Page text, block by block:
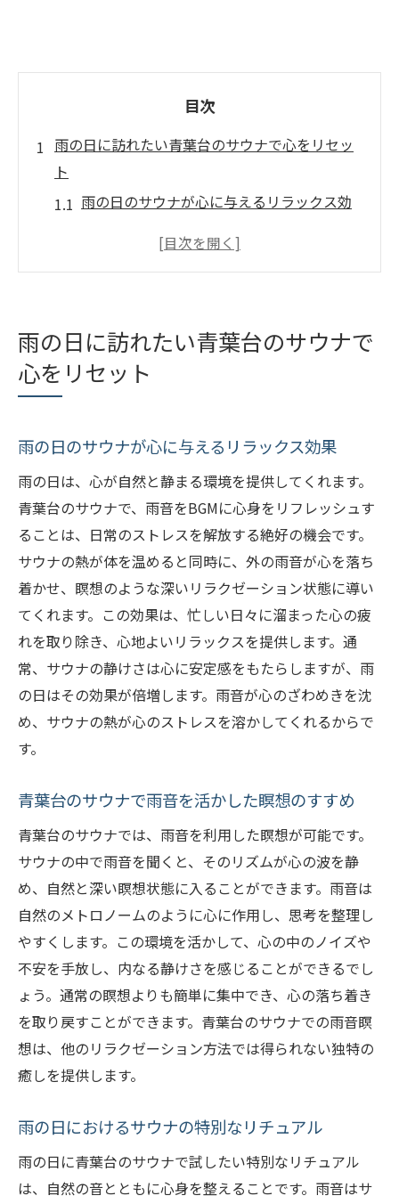
目次
雨の日に訪れたい青葉台のサウナで心をリセッ
ト
雨の日のサウナが心に与えるリラックス効
青葉台のサウナで雨音を活かした瞑想のす
青葉台のサウナが提供する心地よい静寂
雨の日のサウナで気持ちをリセットする方
ととき
雨音がもたらすサウナ体験の深化
サウナでのリラクゼーションを高める雨音
の効果
青葉台のサウナでの雨音セラピー
雨音を楽しむための青葉台サウナの工夫
雨の日のサウナで味わう心地よい時間
音を意識したサウナでのリフレッシュ法
青葉台のサウナで雨の日を特別なリラクゼーシ
ごし方
青葉台のサウナで体験する心身のリトリー
ト
雨の日におすすめのサウナでのリラックス
法
特別なリラクゼーションを提供するサウナ
の魅力
青葉台のサウナでの雨の日の特別メニュー
雨の日を前向きに過ごすサウナのヒント
神奈川県横浜市青葉区で雨を楽しむサウナの魅
青葉区のサウナが提供する雨の日の特別体
験
雨の日にこそ訪れたい青葉区のサウナの秘
雨の日に訪れたい青葉台のサウナで
心をリセット
雨の日のサウナが心に与えるリラックス効果
雨の日は、心が自然と静まる環境を提供してくれます。
青葉台のサウナで、雨音をBGMに心身をリフレッシュす
ることは、日常のストレスを解放する絶好の機会です。
サウナの熱が体を温めると同時に、外の雨音が心を落ち
着かせ、瞑想のような深いリラクゼーション状態に導い
てくれます。この効果は、忙しい日々に溜まった心の疲
れを取り除き、心地よいリラックスを提供します。通
常、サウナの静けさは心に安定感をもたらしますが、雨
の日はその効果が倍増します。雨音が心のざわめきを沈
め、サウナの熱が心のストレスを溶かしてくれるからで
す。
青葉台のサウナで雨音を活かした瞑想のすすめ
青葉台のサウナでは、雨音を利用した瞑想が可能です。
サウナの中で雨音を聞くと、そのリズムが心の波を静
め、自然と深い瞑想状態に入ることができます。雨音は
自然のメトロノームのように心に作用し、思考を整理し
やすくします。この環境を活かして、心の中のノイズや
不安を手放し、内なる静けさを感じることができるでし
ょう。通常の瞑想よりも簡単に集中でき、心の落ち着き
を取り戻すことができます。青葉台のサウナでの雨音瞑
想は、他のリラクゼーション方法では得られない独特の
癒しを提供します。
雨の日におけるサウナの特別なリチュアル
雨の日に青葉台のサウナで試したい特別なリチュアル
は、自然の音とともに心身を整えることです。雨音はサ